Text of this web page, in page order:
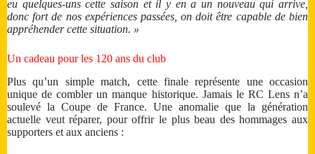
eu quelques-uns cette saison et il y en a un nouveau qui arrive,
donc fort de nos expériences passées, on doit être capable de bien
appréhender cette situation. »
Un cadeau pour les 120 ans du club
Plus qu’un simple match, cette finale représente une occasion
unique de combler un manque historique. Jamais le RC Lens n’a
soulevé la Coupe de France. Une anomalie que la génération
actuelle veut réparer, pour offrir le plus beau des hommages aux
supporters et aux anciens :